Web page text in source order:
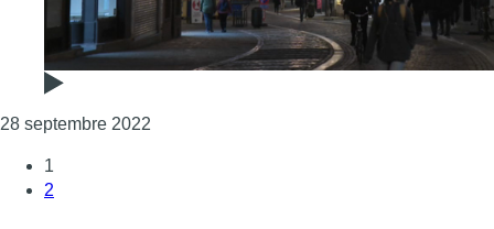
28 septembre 2022
1
2